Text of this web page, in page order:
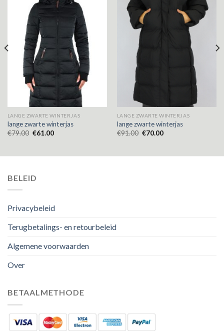
LANGE ZWARTE WINTERJAS
lange zwarte winterjas
€79.00 €61.00
LANGE ZWARTE WINTERJAS
lange zwarte winterjas
€91.00 €70.00
BELEID
Privacybeleid
Terugbetalings- en retourbeleid
Algemene voorwaarden
Over
BETAALMETHODE